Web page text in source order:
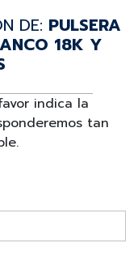
DE: PULSERA
18K Y
indica la
tan